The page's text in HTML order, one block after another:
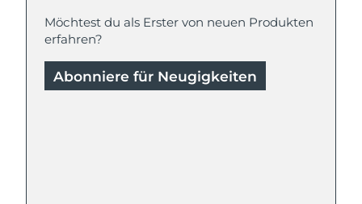
Möchtest du als Erster von neuen Produkten
erfahren?
Abonniere für Neugigkeiten